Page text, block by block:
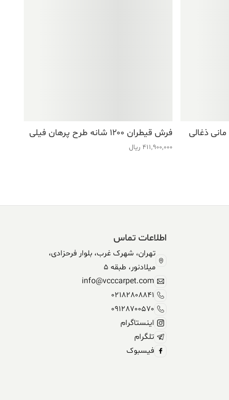
فرش قیطران ۱۲۰۰ شانه طرح پرهان فیلی
411,900,000 ریال
اطلاعات تماس
تهران، شهرک غرب، بلوار فرحزادی،
میلادنور، طبقه 5
info@vcccarpet.com
02182808841
09128700570
اینستاگرام
تلگرام
فیسبوک